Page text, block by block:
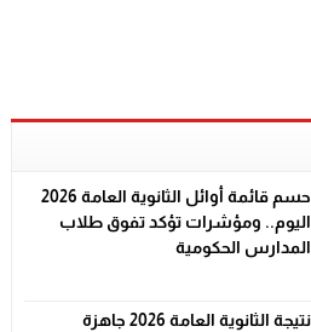
حسم قائمة أوائل الثانوية العامة 2026
اليوم.. ومؤشرات تؤكد تفوق طلاب
المدارس الحكومية
نتيجة الثانوية العامة 2026 جاهزة